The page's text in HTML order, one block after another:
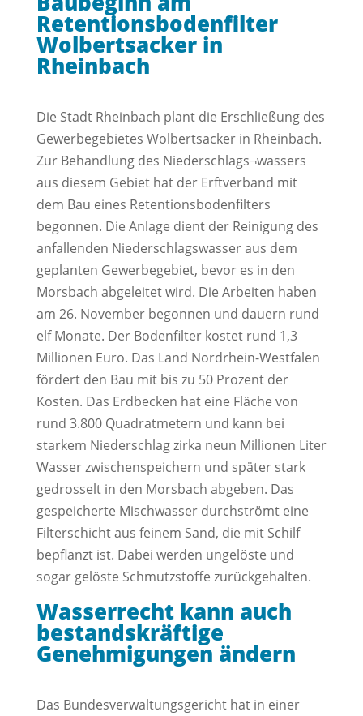
Retentionsbodenfilter
Wolbertsacker in
Rheinbach
Die Stadt Rheinbach plant die Erschließung des
Gewerbegebietes Wolbertsacker in Rheinbach.
Zur Behandlung des Niederschlags¬wassers
aus diesem Gebiet hat der Erftverband mit
dem Bau eines Retentionsbodenfilters
begonnen. Die Anlage dient der Reinigung des
anfallenden Niederschlagswasser aus dem
geplanten Gewerbegebiet, bevor es in den
Morsbach abgeleitet wird. Die Arbeiten haben
am 26. November begonnen und dauern rund
elf Monate. Der Bodenfilter kostet rund 1,3
Millionen Euro. Das Land Nordrhein-Westfalen
fördert den Bau mit bis zu 50 Prozent der
Kosten. Das Erdbecken hat eine Fläche von
rund 3.800 Quadratmetern und kann bei
starkem Niederschlag zirka neun Millionen Liter
Wasser zwischenspeichern und später stark
gedrosselt in den Morsbach abgeben. Das
gespeicherte Mischwasser durchströmt eine
Filterschicht aus feinem Sand, die mit Schilf
bepflanzt ist. Dabei werden ungelöste und
sogar gelöste Schmutzstoffe zurückgehalten.
Wasserrecht kann auch
bestandskräftige
Genehmigungen ändern
Das Bundesverwaltungsgericht hat in einer